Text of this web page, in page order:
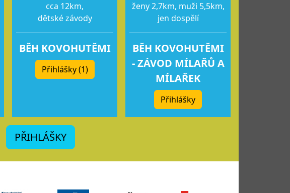
cca 12km,
dětské závody
BĚH KOVOHUTĚMI
Přihlášky (1)
ženy 2,7km, muži 5,5km,
jen dospělí
BĚH KOVOHUTĚMI
- ZÁVOD MÍLAŘŮ A
MÍLAŘEK
Přihlášky
PŘIHLÁŠKY